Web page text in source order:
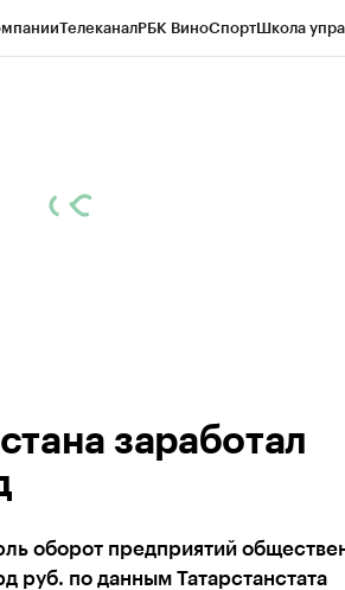
ТелеканалРБК ВиноСпортШкола
заработал
оборот предприятий
руб. по данным Татарстанстата